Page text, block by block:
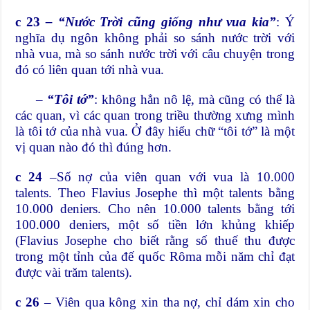
c 23 – “Nước Trời cũng giống như vua kia”: Ý
nghĩa dụ ngôn không phải so sánh nước trời với
nhà vua, mà so sánh nước trời với câu chuyện trong
đó có liên quan tới nhà vua.
– “Tôi tớ”: không hẳn nô lệ, mà cũng có thể là
các quan, vì các quan trong triều thường xưng mình
là tôi tớ của nhà vua. Ở đây hiểu chữ “tôi tớ” là một
vị quan nào đó thì đúng hơn.
c 24–Số nợ của viên quan với vua là 10.000
talents. Theo Flavius Josephe thì một talents bằng
10.000 deniers. Cho nên 10.000 talents bằng tới
100.000 deniers, một số tiền lớn khủng khiếp
(Flavius Josephe cho biết rằng số thuế thu được
trong một tỉnh của đế quốc Rôma mỗi năm chỉ đạt
được vài trăm talents).
c 26 – Viên qua kông xin tha nợ, chỉ dám xin cho